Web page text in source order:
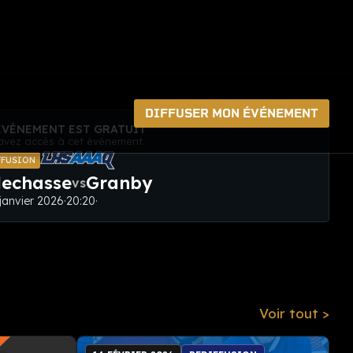
DIFFUSER MON ÉVÉNEMENT
EST GRATUIT
accès à cet événement.
vsGranby
2026·20:20·
Voir tout >